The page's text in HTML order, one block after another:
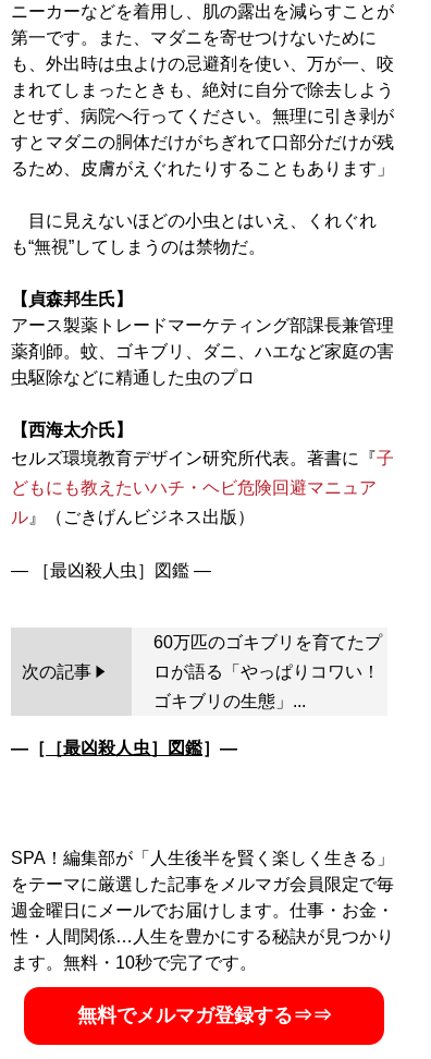
ニーカーなどを着用し、肌の露出を減らすことが
第一です。また、マダニを寄せつけないために
も、外出時は虫よけの忌避剤を使い、万が一、咬
まれてしまったときも、絶対に自分で除去しよう
とせず、病院へ行ってください。無理に引き剥が
すとマダニの胴体だけがちぎれて口部分だけが残
るため、皮膚がえぐれたりすることもあります」
目に見えないほどの小虫とはいえ、くれぐれ
も“無視”してしまうのは禁物だ。
【貞森邦生氏】
アース製薬トレードマーケティング部課長兼管理
薬剤師。蚊、ゴキブリ、ダニ、ハエなど家庭の害
虫駆除などに精通した虫のプロ
【西海太介氏】
セルズ環境教育デザイン研究所代表。著書に『子
どもにも教えたいハチ・ヘビ危険回避マニュア
ル 』（ごきげんビジネス出版）
次の記事
60万匹のゴキブリを育てたプ
ロが語る「やっぱりコワい！
ゴキブリの生態」...
―［ ［最凶殺人虫］図鑑］―
SPA！編集部が「人生後半を賢く楽しく生きる」
をテーマに厳選した記事をメルマガ会員限定で毎
週金曜日にメールでお届けします。仕事・お金・
性・人間関係…人生を豊かにする秘訣が見つかり
ます。無料・10秒で完了です。
無料でメルマガ登録する⇒⇒